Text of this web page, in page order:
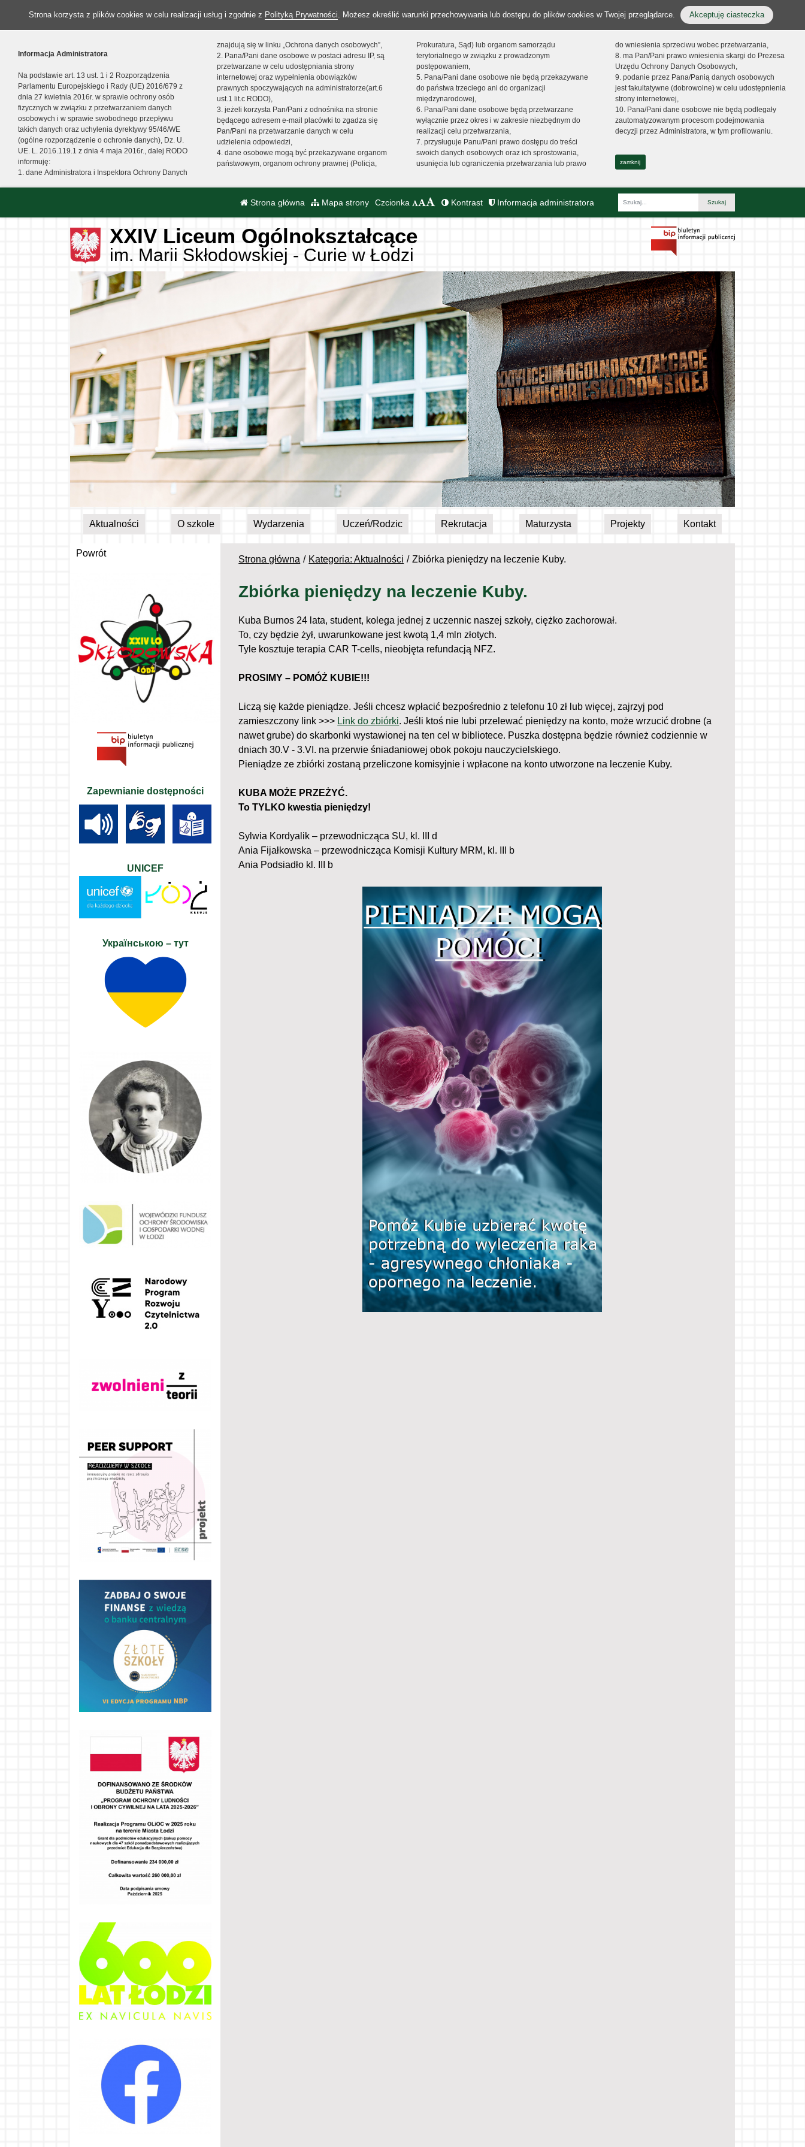
Strona korzysta z plików cookies w celu realizacji usług i zgodnie z Polityką Prywatności. Możesz określić warunki przechowywania lub dostępu do plików cookies w Twojej przeglądarce. Akceptuję ciasteczka
Informacja Administratora
Na podstawie art. 13 ust. 1 i 2 Rozporządzenia
Parlamentu Europejskiego i Rady (UE) 2016/679 z
dnia 27 kwietnia 2016r. w sprawie ochrony osób
fizycznych w związku z przetwarzaniem danych
osobowych i w sprawie swobodnego przepływu
takich danych oraz uchylenia dyrektywy 95/46/WE
(ogólne rozporządzenie o ochronie danych), Dz. U.
UE. L. 2016.119.1 z dnia 4 maja 2016r., dalej RODO
informuję:
1. dane Administratora i Inspektora Ochrony Danych
znajdują się w linku „Ochrona danych osobowych”,
2. Pana/Pani dane osobowe w postaci adresu IP, są
przetwarzane w celu udostępniania strony
internetowej oraz wypełnienia obowiązków
prawnych spoczywających na administratorze(art.6
ust.1 lit.c RODO),
3. jeżeli korzysta Pan/Pani z odnośnika na stronie
będącego adresem e-mail placówki to zgadza się
Pan/Pani na przetwarzanie danych w celu
udzielenia odpowiedzi,
4. dane osobowe mogą być przekazywane organom
państwowym, organom ochrony prawnej (Policja,
Prokuratura, Sąd) lub organom samorządu
terytorialnego w związku z prowadzonym
postępowaniem,
5. Pana/Pani dane osobowe nie będą przekazywane
do państwa trzeciego ani do organizacji
międzynarodowej,
6. Pana/Pani dane osobowe będą przetwarzane
wyłącznie przez okres i w zakresie niezbędnym do
realizacji celu przetwarzania,
7. przysługuje Panu/Pani prawo dostępu do treści
swoich danych osobowych oraz ich sprostowania,
usunięcia lub ograniczenia przetwarzania lub prawo
do wniesienia sprzeciwu wobec przetwarzania,
8. ma Pan/Pani prawo wniesienia skargi do Prezesa
Urzędu Ochrony Danych Osobowych,
9. podanie przez Pana/Panią danych osobowych
jest fakultatywne (dobrowolne) w celu udostępnienia
strony internetowej,
10. Pana/Pani dane osobowe nie będą podlegały
zautomatyzowanym procesom podejmowania
decyzji przez Administratora, w tym profilowaniu.
zamknij
Strona główna Mapa strony Czcionka Kontrast Informacja administratora
Fraza
XXIV Liceum Ogólnokształcące
im. Marii Skłodowskiej - Curie w Łodzi
Aktualności O szkole Wydarzenia Uczeń/Rodzic Rekrutacja Maturzysta Projekty Kontakt
Strona główna Kategoria: Aktualności Zbiórka pieniędzy na leczenie Kuby.
Zbiórka pieniędzy na leczenie Kuby.
Kuba Burnos 24 lata, student, kolega jednej z uczennic naszej szkoły, ciężko zachorował.
To, czy będzie żył, uwarunkowane jest kwotą 1,4 mln złotych.
Tyle kosztuje terapia CAR T-cells, nieobjęta refundacją NFZ.
PROSIMY – POMÓŻ KUBIE!!!
Liczą się każde pieniądze. Jeśli chcesz wpłacić bezpośrednio z telefonu 10 zł lub więcej, zajrzyj pod
zamieszczony link >>> Link do zbiórki. Jeśli ktoś nie lubi przelewać pieniędzy na konto, może wrzucić drobne (a
nawet grube) do skarbonki wystawionej na ten cel w bibliotece. Puszka dostępna będzie również codziennie w
dniach 30.V - 3.VI. na przerwie śniadaniowej obok pokoju nauczycielskiego.
Pieniądze ze zbiórki zostaną przeliczone komisyjnie i wpłacone na konto utworzone na leczenie Kuby.
KUBA MOŻE PRZEŻYĆ.
To TYLKO kwestia pieniędzy!
Sylwia Kordyalik – przewodnicząca SU, kl. III d
Ania Fijałkowska – przewodnicząca Komisji Kultury MRM, kl. III b
Ania Podsiadło kl. III b
Powrót
Zapewnianie dostępności
UNICEF
Українською – тут